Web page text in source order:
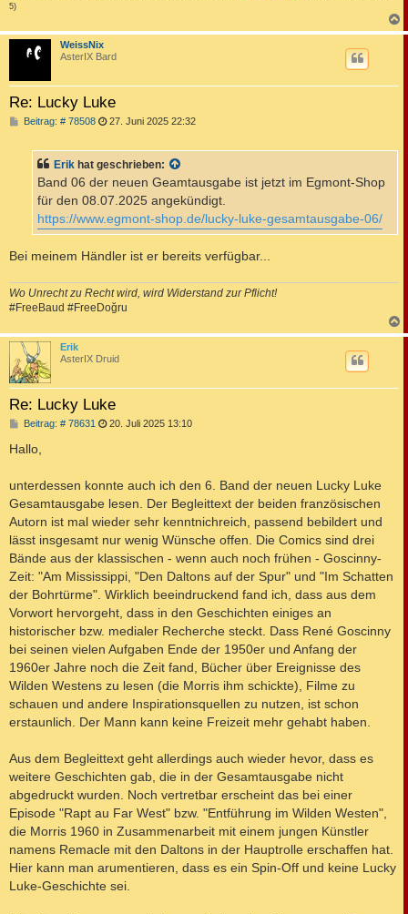
5)
a
WeissNix
AsterIX Bard
Re: Lucky Luke
Beitrag: # 78508B
r
a
27. Juni 2025 22:32
Erik hat geschrieben:
Band 06 der neuen Geamtausgabe ist jetzt im Egmont-Shop
für den 08.07.2025 angekündigt.
https://www.egmont-shop.de/lucky-luke-gesamtausgabe-06/
Bei meinem Händler ist er bereits verfügbar...
Wo Unrecht zu Recht wird, wird Widerstand zur Pflicht!
#FreeBaud #FreeDoğru
a
Erik
AsterIX Druid
Re: Lucky Luke
Beitrag: # 78631 B
a
g
20. Juli 2025 13:10
Hallo,
unterdessen konnte auch ich den 6. Band der neuen Lucky Luke
Gesamtausgabe lesen. Der Begleittext der beiden französischen
Autorn ist mal wieder sehr kenntnichreich, passend bebildert und
lässt insgesamt nur wenig Wünsche offen. Die Comics sind drei
Bände aus der klassischen - wenn auch noch frühen - Goscinny-
Zeit: "Am Mississippi, "Den Daltons auf der Spur" und "Im Schatten
der Bohrtürme". Wirklich beeindruckend fand ich, dass aus dem
Vorwort hervorgeht, dass in den Geschichten einiges an
historischer bzw. medialer Recherche steckt. Dass René Goscinny
bei seinen vielen Aufgaben Ende der 1950er und Anfang der
1960er Jahre noch die Zeit fand, Bücher über Ereignisse des
Wilden Westens zu lesen (die Morris ihm schickte), Filme zu
schauen und andere Inspirationsquellen zu nutzen, ist schon
erstaunlich. Der Mann kann keine Freizeit mehr gehabt haben.
Aus dem Begleittext geht allerdings auch wieder hevor, dass es
weitere Geschichten gab, die in der Gesamtausgabe nicht
abgedruckt wurden. Noch vertretbar erscheint das bei einer
Episode "Rapt au Far West" bzw. "Entführung im Wilden Westen",
die Morris 1960 in Zusammenarbeit mit einem jungen Künstler
namens Remacle mit den Daltons in der Hauptrolle erschaffen hat.
Hier kann man arumentieren, dass es ein Spin-Off und keine Lucky
Luke-Geschichte sei.